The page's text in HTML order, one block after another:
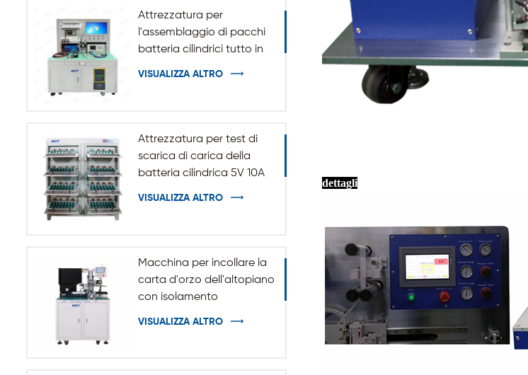
Attrezzatura per
l'assemblaggio di pacchi
batteria cilindrici tutto in
VISUALIZZA ALTRO
Attrezzatura per test di
scarica di carica della
batteria cilindrica 5V 10A
VISUALIZZA ALTRO
Macchina per incollare la
carta d'orzo dell'altopiano
con isolamento
VISUALIZZA ALTRO
dettagli